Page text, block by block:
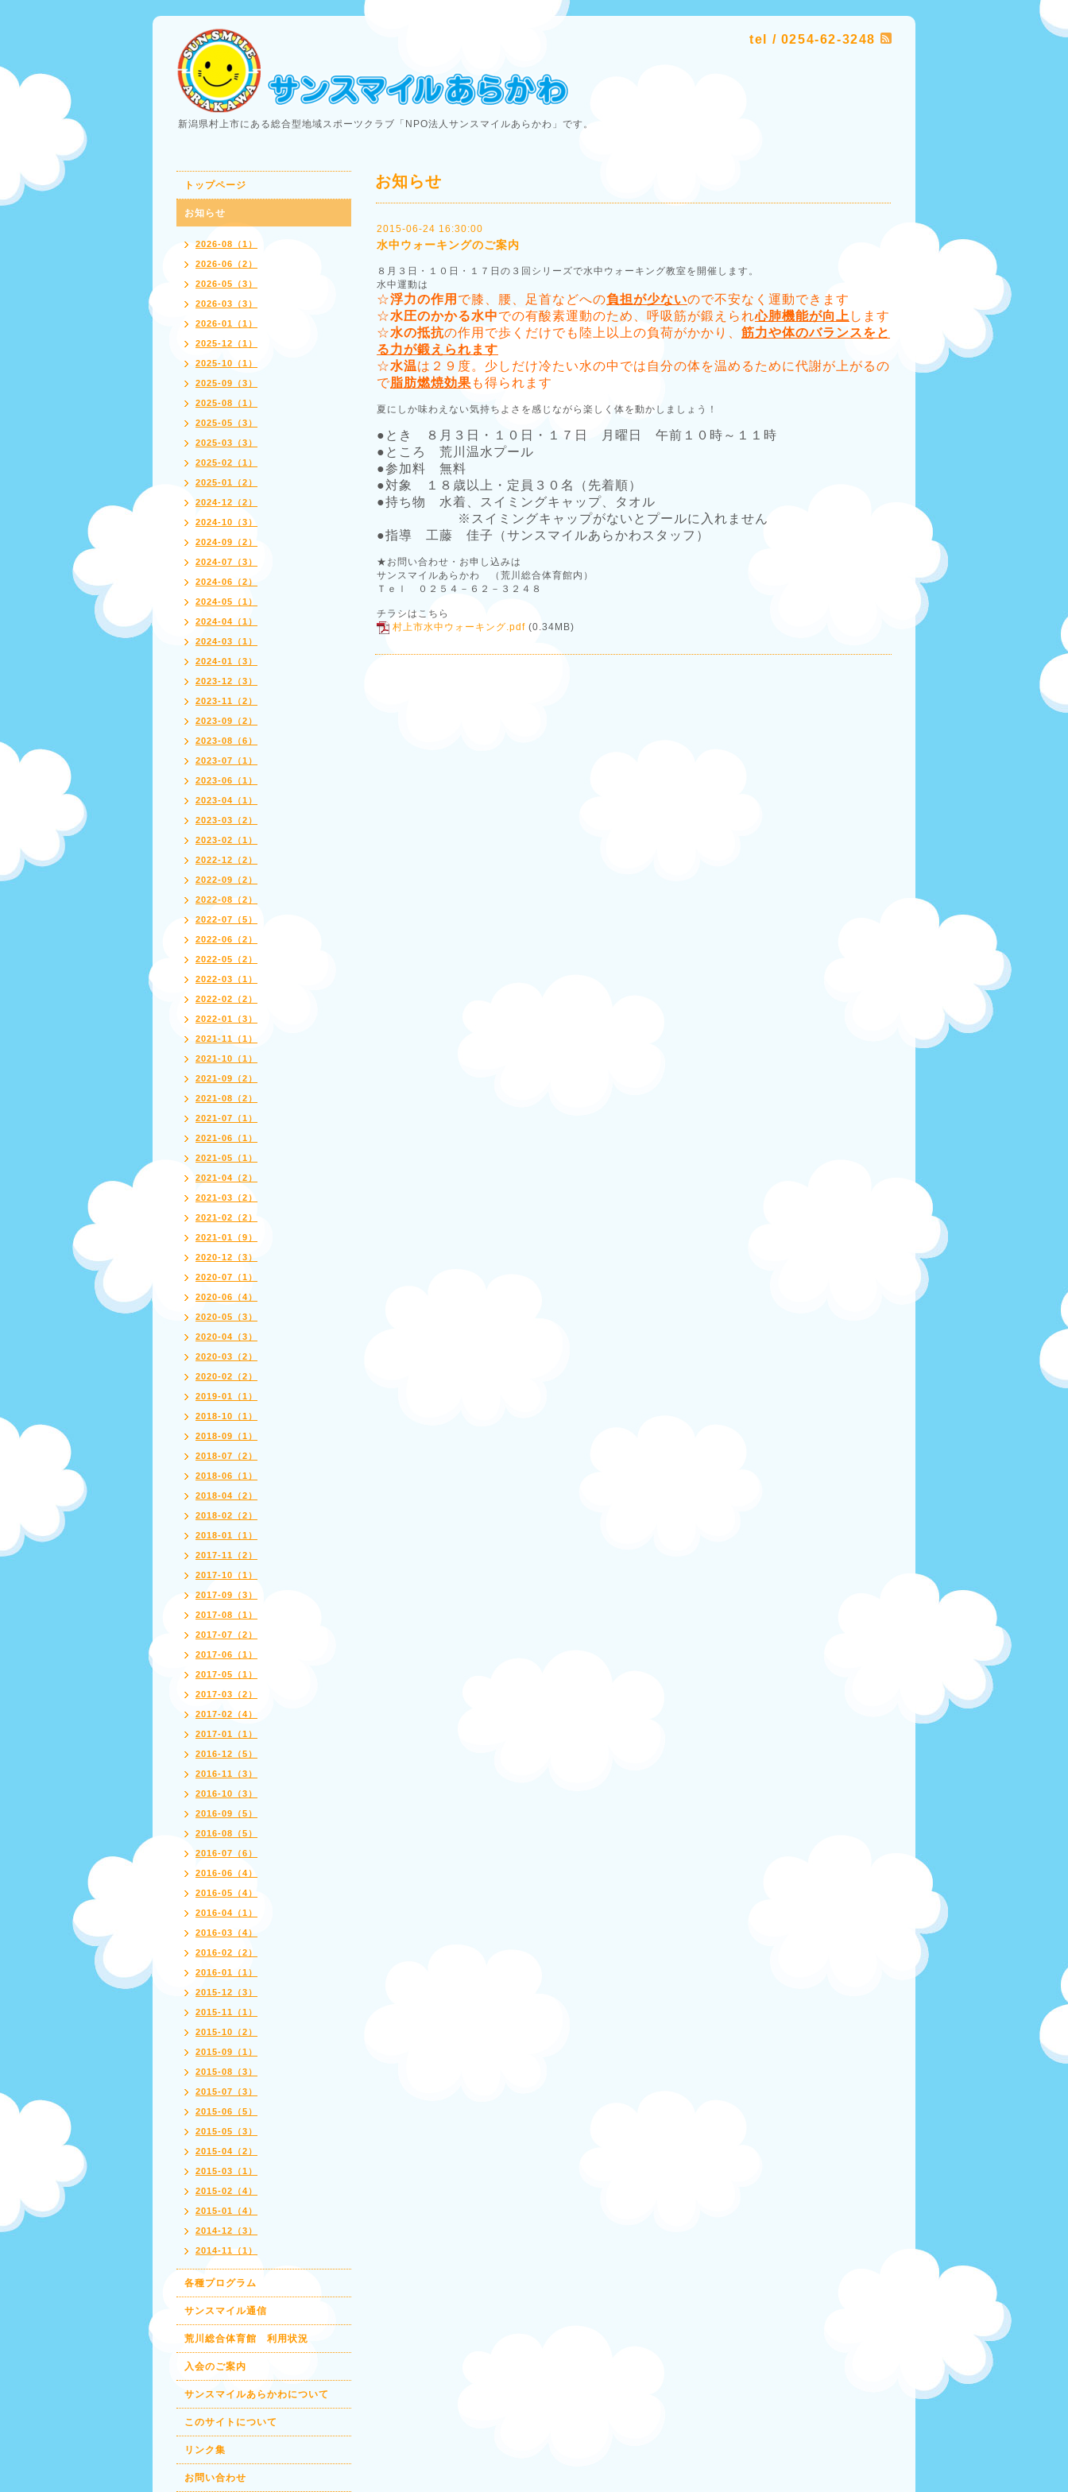
tel / 0254-62-3248
新潟県村上市にある総合型地域スポーツクラブ「NPO法人サンスマイルあらかわ」です。
お知らせ
2015-06-24 16:30:00
水中ウォーキングのご案内
８月３日・１０日・１７日の３回シリーズで水中ウォーキング教室を開催します。
水中運動は
☆浮力の作用 で膝、腰、足首などへの負担が少ないので不安なく運動できます
☆水圧のかかる水中での有酸素運動のため、呼吸筋が鍛えられ心肺機能が向上 します
☆水の抵抗の作用で歩くだけでも陸上以上の負荷がかかり、 筋力や体のバランスをと
る力が鍛えられます
☆水温は２９度。少しだけ冷たい水の中では自分の体を温めるために代謝が上がるの
で脂肪燃焼効果 も得られます
夏にしか味わえない気持ちよさを感じながら楽しく体を動かしましょう！
●とき ８月３日・１０日・１７日 月曜日 午前１０時～１１時
●ところ 荒川温水プール
●参加料 無料
●対象 １８歳以上・定員３０名（先着順）
●持ち物 水着、スイミングキャップ、タオル
※スイミングキャップがないとプールに入れません
●指導 工藤 佳子（サンスマイルあらかわスタッフ）
★お問い合わせ・お申し込みは
サンスマイルあらかわ （荒川総合体育館内）
Ｔｅｌ ０２５４－６２－３２４８
チラシはこちら
村上市水中ウォーキング.pdf (0.34MB)
トップページ
お知らせ
2026-08（1）
2026-06（2）
2026-05（3）
2026-03（3）
2026-01（1）
2025-12（1）
2025-10（1）
2025-09（3）
2025-08（1）
2025-05（3）
2025-03（3）
2025-02（1）
2025-01（2）
2024-12（2）
2024-10（3）
2024-09（2）
2024-07（3）
2024-06（2）
2024-05（1）
2024-04（1）
2024-03（1）
2024-01（3）
2023-12（3）
2023-11（2）
2023-09（2）
2023-08（6）
2023-07（1）
2023-06（1）
2023-04（1）
2023-03（2）
2023-02（1）
2022-12（2）
2022-09（2）
2022-08（2）
2022-07（5）
2022-06（2）
2022-05（2）
2022-03（1）
2022-02（2）
2022-01（3）
2021-11（1）
2021-10（1）
2021-09（2）
2021-08（2）
2021-07（1）
2021-06（1）
2021-05（1）
2021-04（2）
2021-03（2）
2021-02（2）
2021-01（9）
2020-12（3）
2020-07（1）
2020-06（4）
2020-05（3）
2020-04（3）
2020-03（2）
2020-02（2）
2019-01（1）
2018-10（1）
2018-09（1）
2018-07（2）
2018-06（1）
2018-04（2）
2018-02（2）
2018-01（1）
2017-11（2）
2017-10（1）
2017-09（3）
2017-08（1）
2017-07（2）
2017-06（1）
2017-05（1）
2017-03（2）
2017-02（4）
2017-01（1）
2016-12（5）
2016-11（3）
2016-10（3）
2016-09（5）
2016-08（5）
2016-07（6）
2016-06（4）
2016-05（4）
2016-04（1）
2016-03（4）
2016-02（2）
2016-01（1）
2015-12（3）
2015-11（1）
2015-10（2）
2015-09（1）
2015-08（3）
2015-07（3）
2015-06（5）
2015-05（3）
2015-04（2）
2015-03（1）
2015-02（4）
2015-01（4）
2014-12（3）
2014-11（1）
各種プログラム
サンスマイル通信
荒川総合体育館 利用状況
入会のご案内
サンスマイルあらかわについて
このサイトについて
リンク集
お問い合わせ